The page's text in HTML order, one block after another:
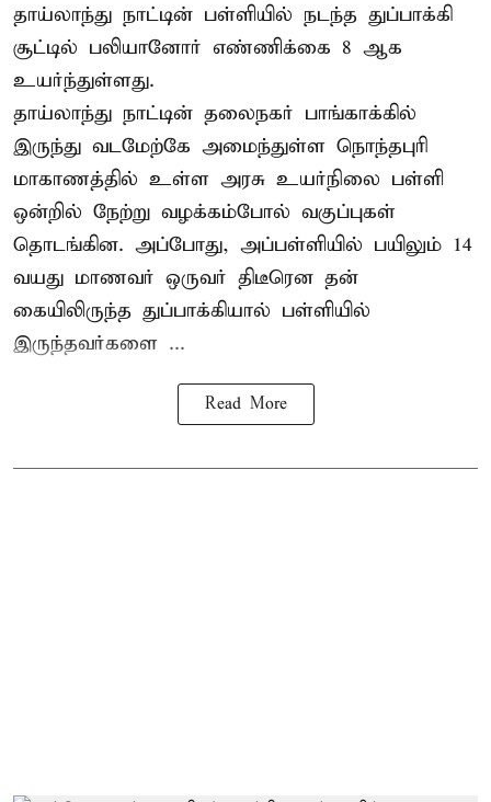
தாய்லாந்து நாட்டின் பள்ளியில் நடந்த துப்பாக்கி
சூட்டில் பலியானோர் எண்ணிக்கை 8 ஆக
உயர்ந்துள்ளது.
தாய்லாந்து நாட்டின் தலைநகர் பாங்காக்கில்
இருந்து வடமேற்கே அமைந்துள்ள நொந்தபுரி
மாகாணத்தில் உள்ள அரசு உயர்நிலை பள்ளி
ஒன்றில் நேற்று வழக்கம்போல் வகுப்புகள்
தொடங்கின. அப்போது, அப்பள்ளியில் பயிலும் 14
வயது மாணவர் ஒருவர் திடீரென தன்
கையிலிருந்த துப்பாக்கியால் பள்ளியில்
இருந்தவர்களை ...
Read More